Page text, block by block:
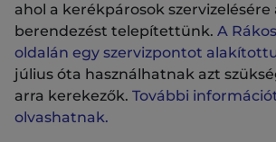
ahol a kerékpárosok szervizelésére
berendezést telepítettünk. A
oldalán egy szervizpontot
július óta használhatnak azt
arra kerekezők. További
olvashatnak.